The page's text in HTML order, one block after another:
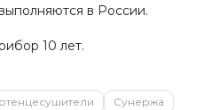
в России.
10 лет.
Сунержа